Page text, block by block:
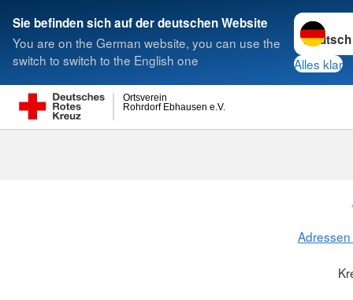
Sie befinden sich auf der deutschen Website
You are on the German website, you can use the
switch to switch to the English one
Sprache
Alles klar
Rohrdorf Ebhausen e.V.
Ortsverein
Suche